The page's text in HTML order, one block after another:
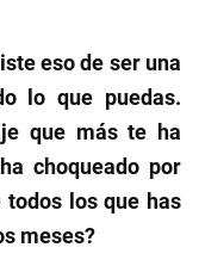
eso de ser una
lo que puedas.
que más te ha
choqueado por
los que has
meses?